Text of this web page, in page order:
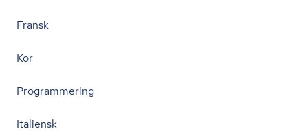
Fransk
Kor
Programmering
Italiensk